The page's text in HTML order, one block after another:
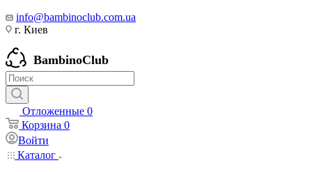
info@bambinoclub.com.ua
г. Киев
BambinoClub
Отложенные 0
Корзина 0
Войти
Каталог